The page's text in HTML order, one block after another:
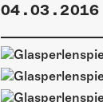
04.03.2016